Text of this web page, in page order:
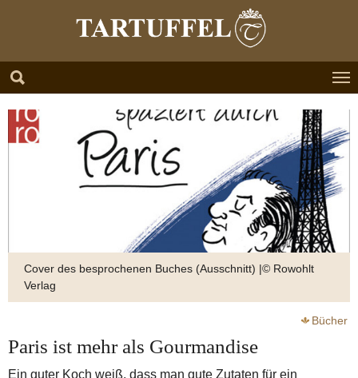
Cover des besprochenen Buches (Ausschnitt) |© Rowohlt
Verlag
Bücher
Paris ist mehr als Gourmandise
Ein guter Koch weiß, dass man gute Zutaten für ein